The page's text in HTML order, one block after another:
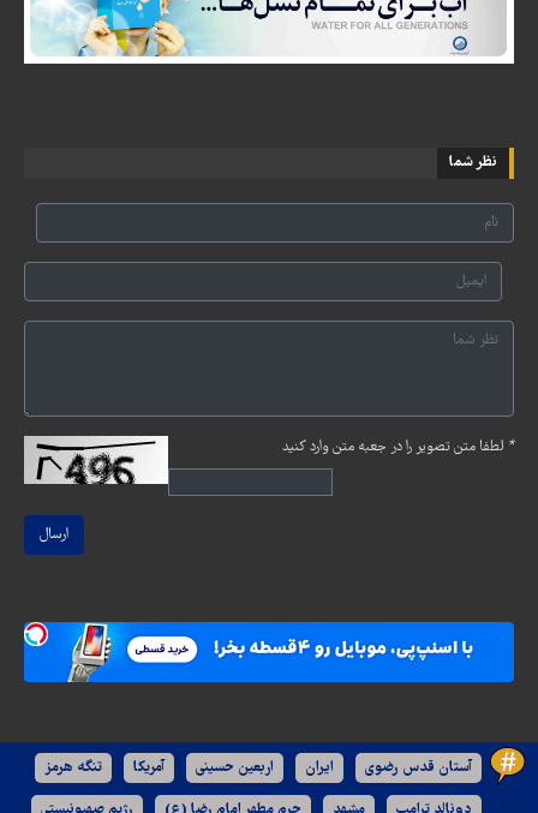
نظر شما
* لطفا متن تصویر را در جعبه متن وارد کنید
ارسال
آستان قدس رضوی ایران اربعین حسینی آمریکا تنگه هرمز